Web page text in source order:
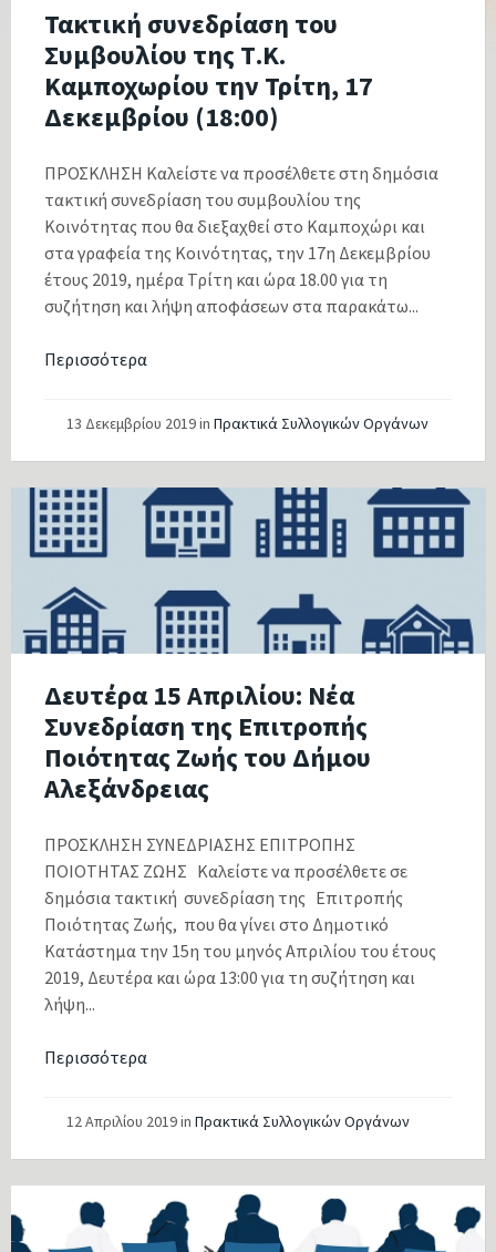
Τακτική συνεδρίαση του
Συμβουλίου της Τ.Κ.
Καμποχωρίου την Τρίτη, 17
Δεκεμβρίου (18:00)
ΠΡΟΣΚΛΗΣΗ Καλείστε να προσέλθετε στη δημόσια
τακτική συνεδρίαση του συμβουλίου της
Κοινότητας που θα διεξαχθεί στο Καμποχώρι και
στα γραφεία της Κοινότητας, την 17η Δεκεμβρίου
έτους 2019, ημέρα Τρίτη και ώρα 18.00 για τη
συζήτηση και λήψη αποφάσεων στα παρακάτω...
Περισσότερα
13 Δεκεμβρίου 2019in Πρακτικά Συλλογικών Οργάνων
Δευτέρα 15 Απριλίου: Νέα
Συνεδρίαση της Επιτροπής
Ποιότητας Ζωής του Δήμου
Αλεξάνδρειας
ΠΡΟΣΚΛΗΣΗ ΣΥΝΕΔΡΙΑΣΗΣ ΕΠΙΤΡΟΠΗΣ
ΠΟΙΟΤΗΤΑΣ ΖΩΗΣ Καλείστε να προσέλθετε σε
δημόσια τακτική συνεδρίαση της Επιτροπής
Ποιότητας Ζωής, που θα γίνει στο Δημοτικό
Κατάστημα την 15η του μηνός Απριλίου του έτους
2019, Δευτέρα και ώρα 13:00 για τη συζήτηση και
λήψη...
Περισσότερα
12 Απριλίου 2019in Πρακτικά Συλλογικών Οργάνων